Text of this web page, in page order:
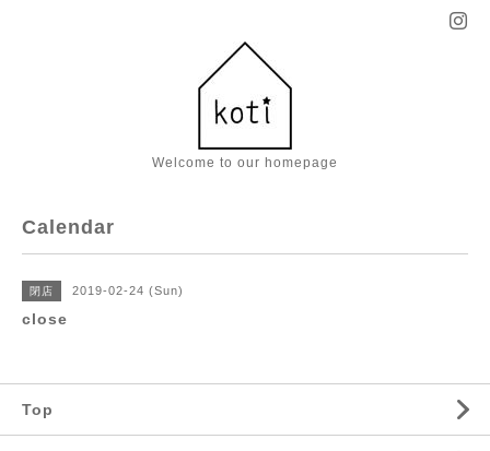
Welcome to our homepage
Calendar
閉店 2019-02-24 (Sun)
close
Top